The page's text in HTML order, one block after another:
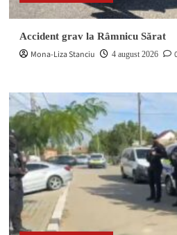
Accident grav la Râmnicu Sărat
Mona-Liza Stanciu 4 august 2026